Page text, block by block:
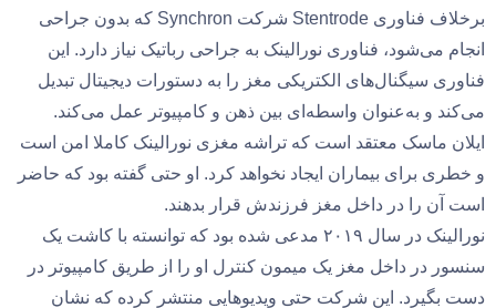
برخلاف فناوری Stentrode شرکت Synchron که بدون جراحی
انجام می‌شود، فناوری نورالینک به جراحی رباتیک نیاز دارد. این
فناوری سیگنال‌های الکتریکی مغز را به دستورات دیجیتال تبدیل
می‌کند و به‌عنوان واسطه‌ای بین ذهن و کامپیوتر عمل می‌کند.
ایلان ماسک معتقد است که تراشه مغزی نورالینک کاملا امن است
و خطری برای بیماران ایجاد نخواهد کرد. او حتی گفته بود که حاضر
است آن را در داخل مغز فرزندش قرار بدهند.
نورالینک در سال ۲۰۱۹ مدعی شده بود که توانسته با کاشت یک
سنسور در داخل مغز یک میمون کنترل او را از طریق کامپیوتر در
دست بگیرد. این شرکت حتی ویدیوهایی منتشر کرده که نشان